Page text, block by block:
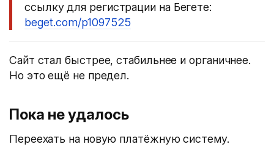
ссылку для регистрации на Бегете:
beget.com/p1097525
Сайт стал быстрее, стабильнее и органичнее.
Но это ещё не предел.
Пока не удалось
Переехать на новую платёжную систему.